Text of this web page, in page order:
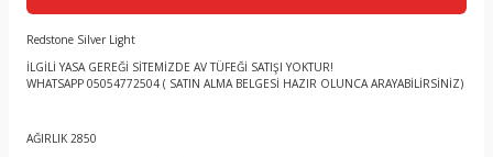
Redstone Silver Light
İLGİLİ YASA GEREĞİ SİTEMİZDE AV TÜFEĞİ SATIŞI YOKTUR!
WHATSAPP 05054772504 ( SATIN ALMA BELGESİ HAZIR OLUNCA ARAYABİLİRSİNİZ)
AĞIRLIK 2850